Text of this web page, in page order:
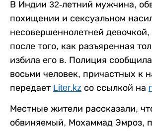
В Индии 32-летний мужчина,
похищении и сексуальном
несовершеннолетней девочкой,
после того, как разъяренная
избила его в. Полиция
восьми человек, причастных к
передает Liter.kz со ссылкой на
Местные жители рассказали,
обвиняемый, Мохаммад Эмроз,